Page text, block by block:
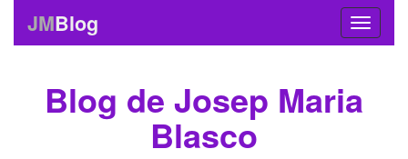
JMBlog
Blog de Josep Maria
Blasco